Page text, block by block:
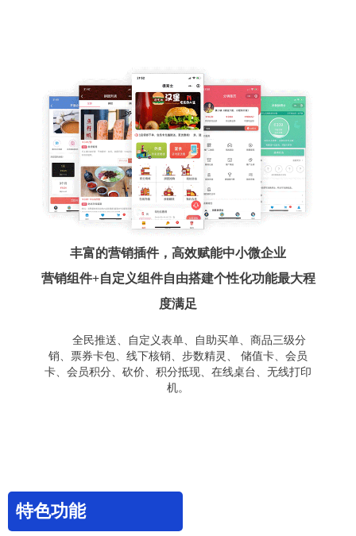
丰富的营销插件，高效赋能中小微企业
营销组件+自定义组件自由搭建个性化功能最大程
度满足
全民推送、自定义表单、自助买单、商品三级分
销、票券卡包、线下核销、步数精灵、 储值卡、会员
卡、会员积分、砍价、积分抵现、在线桌台、无线打印
机。
特色功能